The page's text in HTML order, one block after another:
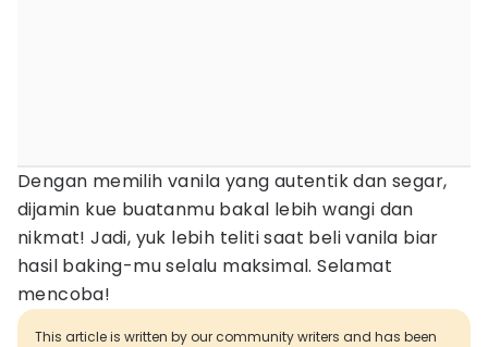
Dengan memilih vanila yang autentik dan segar,
dijamin kue buatanmu bakal lebih wangi dan
nikmat! Jadi, yuk lebih teliti saat beli vanila biar
hasil baking-mu selalu maksimal. Selamat
mencoba!
This article is written by our community writers and has been